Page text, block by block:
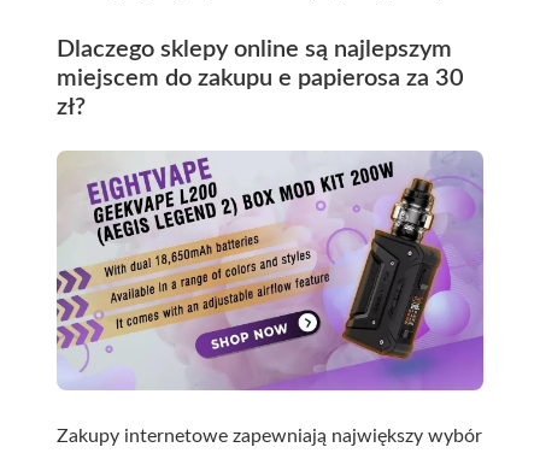
Dlaczego sklepy online są najlepszym
miejscem do zakupu e papierosa za 30
zł?
Zakupy internetowe zapewniają największy wybór